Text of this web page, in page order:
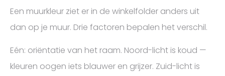
Een muurkleur ziet er in de winkelfolder anders uit
dan op je muur. Drie factoren bepalen het verschil.
Eén: oriëntatie van het raam. Noord-licht is koud —
kleuren oogen iets blauwer en grijzer. Zuid-licht is